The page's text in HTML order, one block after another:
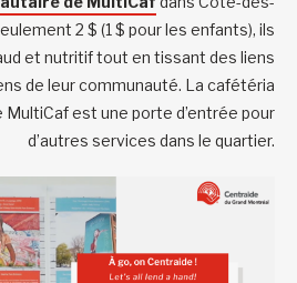
2 $ (1 $ pour les enfants), ils
et nutritif tout en tissant des liens
de leur communauté. La cafétéria
MultiCafest une porte d’entrée pour
d’autres services dans le quartier.